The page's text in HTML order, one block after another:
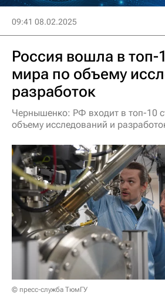
09:41 08.02.2025
Россия вошла в топ-
мира по объему
разработок
Чернышенко: РФ входит в топ-10
объему исследований и
© пресс-служба ТюмГУ